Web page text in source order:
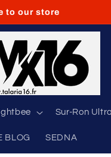
to our store
Sur-Ron
BLOG SEDNA